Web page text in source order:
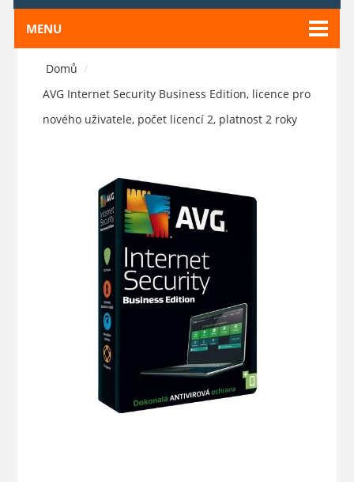
MENU
Domů /
AVG Internet Security Business Edition, licence pro
nového uživatele, počet licencí 2, platnost 2 roky